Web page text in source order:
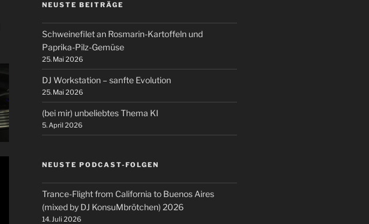
NEUSTE BEITRÄGE
Schweinefilet an Rosmarin-Kartoffeln und
Paprika-Pilz-Gemüse
25. Mai 2026
DJ Workstation – sanfte Evolution
25. Mai 2026
(bei mir) unbeliebtes Thema KI
5. April 2026
NEUSTE PODCAST-FOLGEN
Trance-Flight from California to Buenos Aires
(mixed by DJ KonsuMbrötchen) 2026
14. Juli 2026